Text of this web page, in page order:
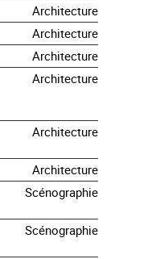
Architecture
Architecture
Architecture
Architecture
Architecture
Architecture
Scénographie
Scénographie